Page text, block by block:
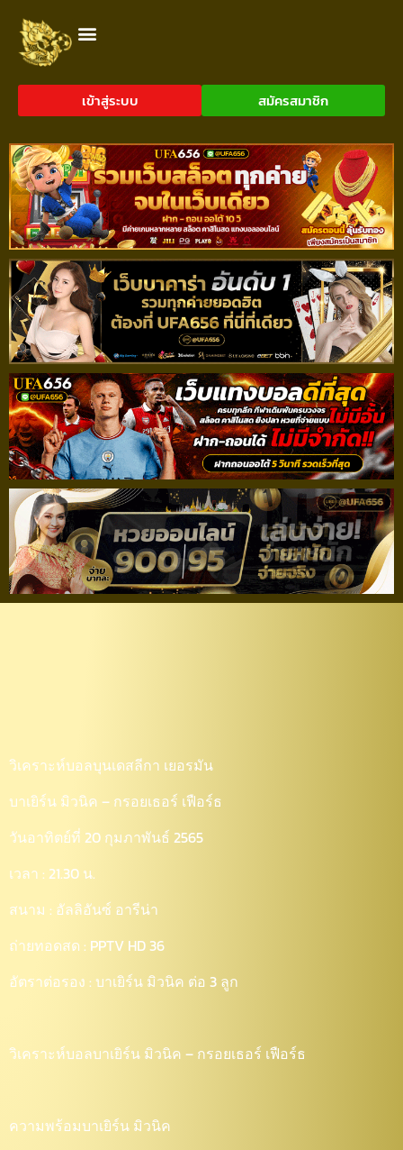
เข้าสู่ระบบ สมัครสมาชิก
วิเคราะห์บอลบุนเดสลีกา เยอรมัน
บาเยิร์น มิวนิค – กรอยเธอร์ เฟือร์ธ
วันอาทิตย์ที่ 20 กุมภาพันธ์ 2565
เวลา : 21.30 น.
สนาม : อัลลิอันซ์ อารีน่า
ถ่ายทอดสด : PPTV HD 36
อัตราต่อรอง : บาเยิร์น มิวนิค ต่อ 3 ลูก
วิเคราะห์บอลบาเยิร์น มิวนิค – กรอยเธอร์ เฟือร์ธ
ความพร้อมบาเยิร์น มิวนิค